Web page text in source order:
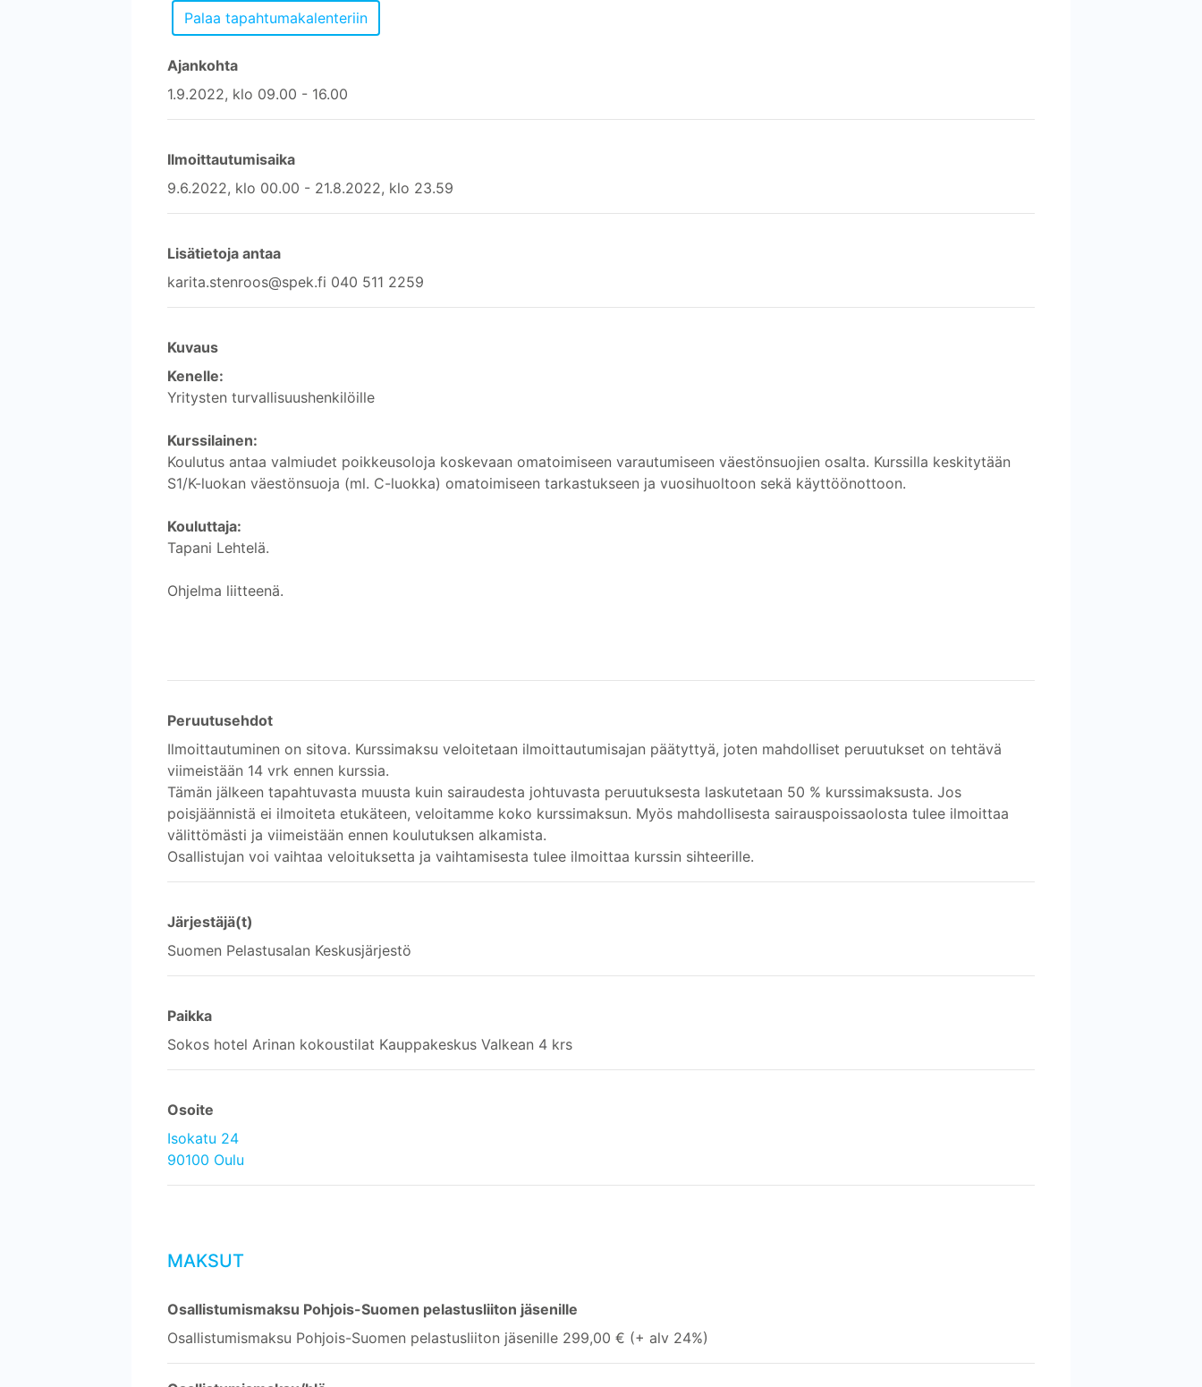
Ajankohta
1.9.2022, klo 09.00 - 16.00
Ilmoittautumisaika
9.6.2022, klo 00.00 - 21.8.2022, klo 23.59
Lisätietoja antaa
karita.stenroos@spek.fi 040 511 2259
Kuvaus
Kenelle:
Yritysten turvallisuushenkilöille
Kurssilainen:
Koulutus antaa valmiudet poikkeusoloja koskevaan omatoimiseen varautumiseen väestönsuojien osalta. Kurssilla keskitytään
S1/K-luokan väestönsuoja (ml. C-luokka) omatoimiseen tarkastukseen ja vuosihuoltoon sekä käyttöönottoon.
Kouluttaja:
Tapani Lehtelä.
Ohjelma liitteenä.
Peruutusehdot
Ilmoittautuminen on sitova. Kurssimaksu veloitetaan ilmoittautumisajan päätyttyä, joten mahdolliset peruutukset on tehtävä
viimeistään 14 vrk ennen kurssia.
Tämän jälkeen tapahtuvasta muusta kuin sairaudesta johtuvasta peruutuksesta laskutetaan 50 % kurssimaksusta. Jos
poisjäännistä ei ilmoiteta etukäteen, veloitamme koko kurssimaksun. Myös mahdollisesta sairauspoissaolosta tulee ilmoittaa
välittömästi ja viimeistään ennen koulutuksen alkamista.
Osallistujan voi vaihtaa veloituksetta ja vaihtamisesta tulee ilmoittaa kurssin sihteerille.
Järjestäjä(t)
Suomen Pelastusalan Keskusjärjestö
Paikka
Sokos hotel Arinan kokoustilat Kauppakeskus Valkean 4 krs
Osoite
Isokatu 24
90100 Oulu
MAKSUT
Osallistumismaksu Pohjois-Suomen pelastusliiton jäsenille
Osallistumismaksu Pohjois-Suomen pelastusliiton jäsenille 299,00 € (+ alv 24%)